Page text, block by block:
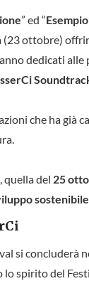
” ed “Esempio
ottobre)
dedicati alle
che ha già
quella del 25
sostenibile
si concluderà
lo spirito del